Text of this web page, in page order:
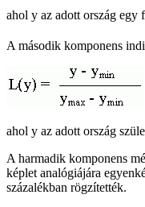
ahol y az adott ország egy
A második komponens
ahol y az adott ország
A harmadik komponens
képlet analógiájára
százalékban rögzítették.